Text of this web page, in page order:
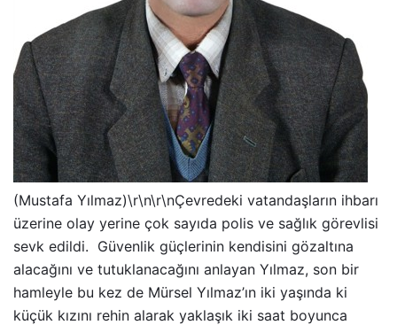
(Mustafa Yılmaz)\r\n\r\nÇevredeki vatandaşların ihbarı
üzerine olay yerine çok sayıda polis ve sağlık görevlisi
sevk edildi. Güvenlik güçlerinin kendisini gözaltına
alacağını ve tutuklanacağını anlayan Yılmaz, son bir
hamleyle bu kez de Mürsel Yılmaz’ın iki yaşında ki
küçük kızını rehin alarak yaklaşık iki saat boyunca